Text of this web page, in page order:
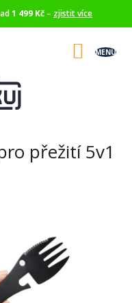
1 499 Kč – zjistit více
přežití 5v1